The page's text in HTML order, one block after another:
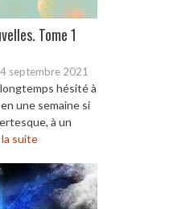
Tome 1
septembre 2021
hésité à
une semaine si
à un
suite